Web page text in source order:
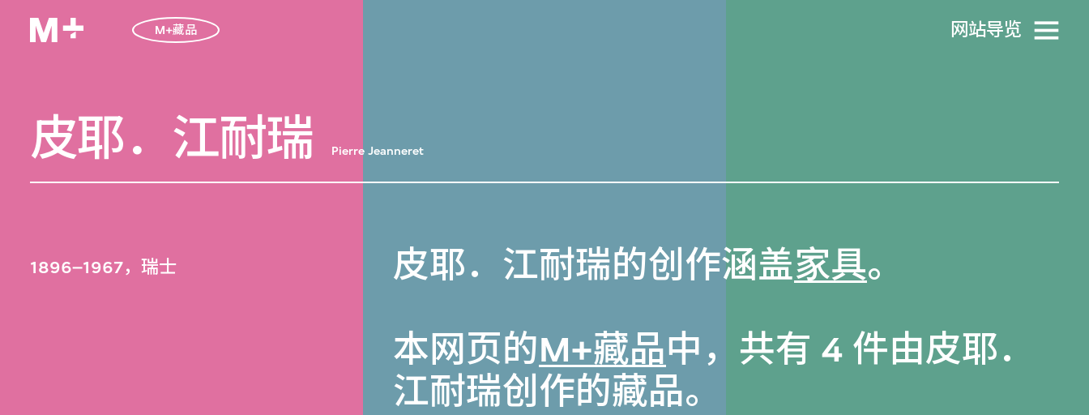
M+藏品 网站导览
皮耶．江耐瑞 Pierre Jeanneret
1896–1967，瑞士 皮耶．江耐瑞的创作涵盖家具。
本网页的M+藏品中，共有 4 件由皮耶．
江耐瑞创作的藏品。